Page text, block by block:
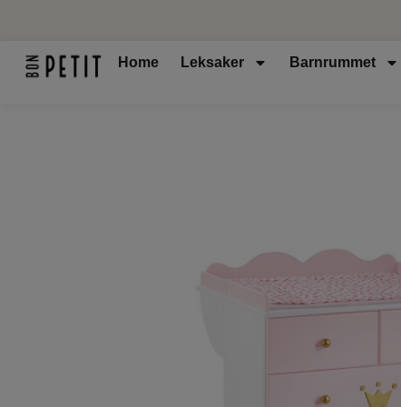
Home Leksaker Barnrummet